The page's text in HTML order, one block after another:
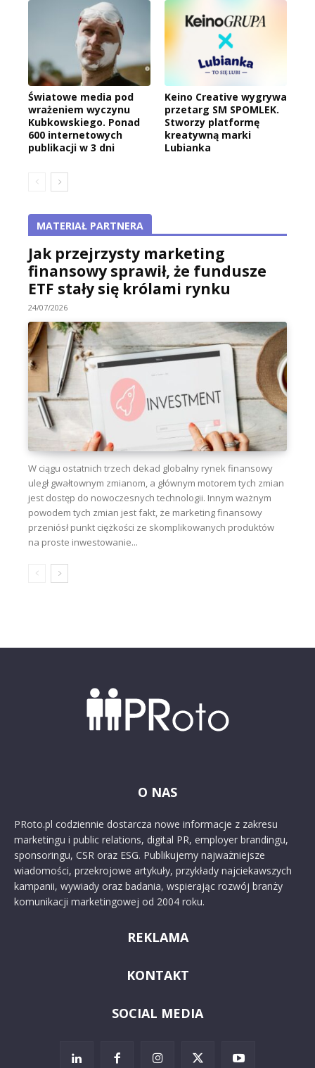
Światowe media pod
wrażeniem wyczynu
Kubkowskiego. Ponad
600 internetowych
publikacji w 3 dni
Keino Creative wygrywa
przetarg SM SPOMLEK.
Stworzy platformę
kreatywną marki
Lubianka
MATERIAŁ PARTNERA
Jak przejrzysty marketing
finansowy sprawił, że fundusze
ETF stały się królami rynku
24/07/2026
W ciągu ostatnich trzech dekad globalny rynek finansowy
uległ gwałtownym zmianom, a głównym motorem tych zmian
jest dostęp do nowoczesnych technologii. Innym ważnym
powodem tych zmian jest fakt, że marketing finansowy
przeniósł punkt ciężkości ze skomplikowanych produktów
na proste inwestowanie...
O NAS
PRoto.pl codziennie dostarcza nowe informacje z zakresu
marketingu i public relations, digital PR, employer brandingu,
sponsoringu, CSR oraz ESG. Publikujemy najważniejsze
wiadomości, przekrojowe artykuły, przykłady najciekawszych
kampanii, wywiady oraz badania, wspierając rozwój branży
komunikacji marketingowej od 2004 roku.
REKLAMA
KONTAKT
SOCIAL MEDIA